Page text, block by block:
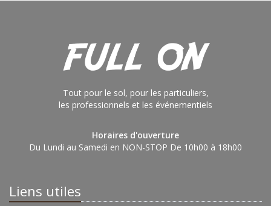
Tout pour le sol, pour les particuliers,
les professionnels et les événementiels
Horaires d'ouverture
Du Lundi au Samedi en NON-STOP De 10h00 à 18h00
Liens utiles